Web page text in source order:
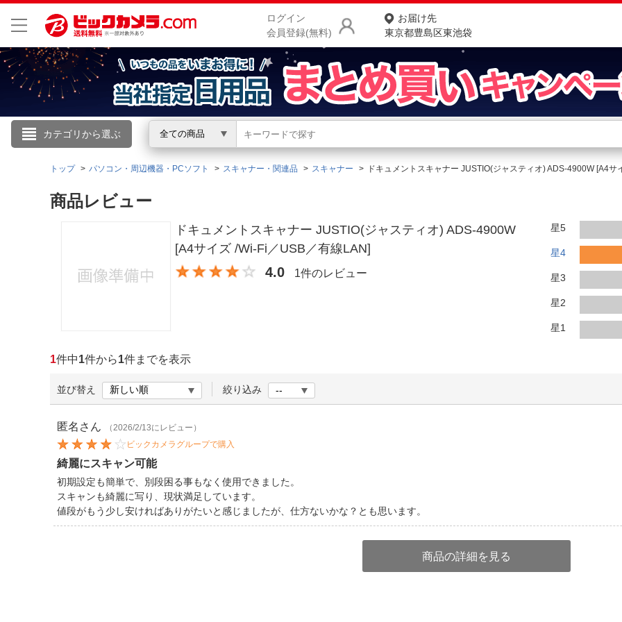
ログイン
会員登録(無料)
お届け先
東京都豊島区東池袋
カテゴリから選ぶ 全ての商品
こんにちは
ログイン
新規会員登録
お買いもの履歴
お知らせ
商品をさがす
ランキングからさがす
お客様サポート
トップ パソコン・周辺機器・PCソフト スキャナー・関連品 スキャナー ドキュメントスキャナー JUSTIO(ジャスティオ) ADS-4900W [A4
商品レビュー
ドキュメントスキャナー JUSTIO(ジャスティオ) ADS-4900W
[A4サイズ /Wi-Fi／USB／有線LAN]
4.0 1件のレビュー
星5
星4
星3
星2
星1
1件中1件から1件までを表示
並び替え 絞り込み
匿名 さん
（2026/2/13にレビュー）
ビックカメラグループで購入
綺麗にスキャン可能
初期設定も簡単で、別段困る事もなく使用できました。
スキャンも綺麗に写り、現状満足しています。
値段がもう少し安ければありがたいと感じましたが、仕方ないかな？とも思います。
商品の詳細を見る